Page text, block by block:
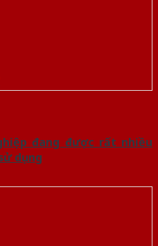
đang được rất nhiều
dụng